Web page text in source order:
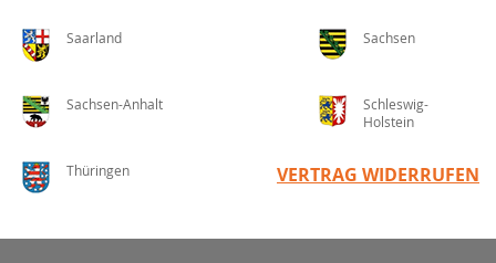
Saarland Sachsen
Sachsen-Anhalt
Schleswig-
Holstein
Thüringen VERTRAG WIDERRUFEN